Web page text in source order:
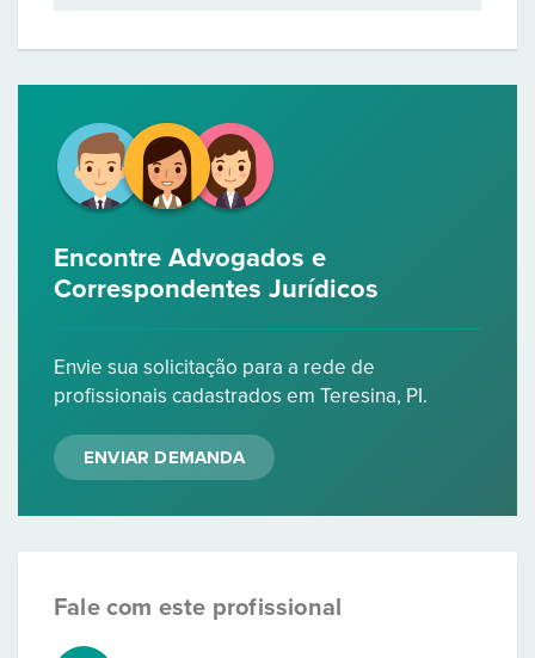
Encontre Advogados e
Correspondentes Jurídicos
Envie sua solicitação para a rede de
profissionais cadastrados em Teresina, PI.
ENVIAR DEMANDA
Fale com este profissional